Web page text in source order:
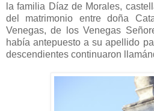
la familia Díaz de Morales,
del matrimonio entre doña
Venegas, de los Venegas
había antepuesto a su apellido
descendientes continuaron